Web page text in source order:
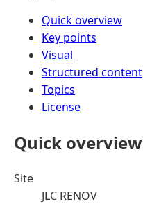
Quick overview
Key points
Visual
Structured content
Topics
License
Quick overview
Site
JLC RENOV